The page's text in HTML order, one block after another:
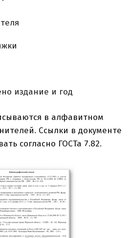
издание и год
в алфавитном
Ссылки в документе
согласно ГОСТа 7.82.